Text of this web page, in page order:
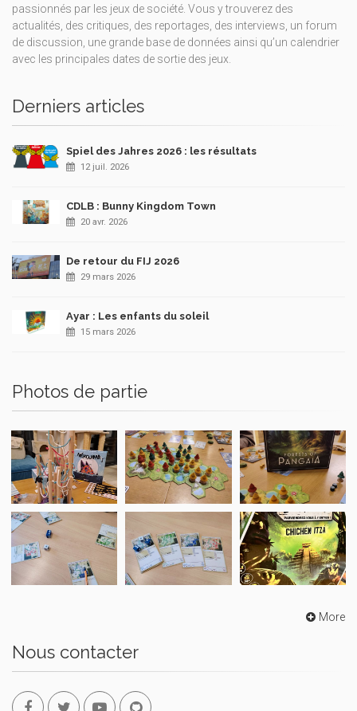
passionnés par les jeux de société. Vous y trouverez des
actualités, des critiques, des reportages, des interviews, un forum
de discussion, une grande base de données ainsi qu’un calendrier
avec les principales dates de sortie des jeux.
Derniers articles
Spiel des Jahres 2026 : les résultats
12 juil. 2026
CDLB : Bunny Kingdom Town
20 avr. 2026
De retour du FIJ 2026
29 mars 2026
Ayar : Les enfants du soleil
15 mars 2026
Photos de partie
More
Nous contacter